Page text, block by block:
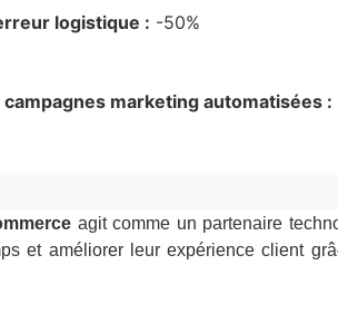
logistique : -50%
campagnes marketing automatisées :
agit comme un partenaire
et améliorer leur expérience client